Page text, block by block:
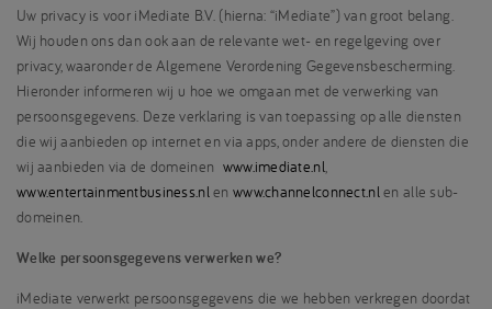
Uw privacy is voor iMediate B.V. (hierna: “iMediate”) van groot belang.
Wij houden ons dan ook aan de relevante wet- en regelgeving over
privacy, waaronder de Algemene Verordening Gegevensbescherming.
Hieronder informeren wij u hoe we omgaan met de verwerking van
persoonsgegevens. Deze verklaring is van toepassing op alle diensten
die wij aanbieden op internet en via apps, onder andere de diensten die
wij aanbieden via de domeinen www.imediate.nl,
www.entertainmentbusiness.nlen www.channelconnect.nlen alle sub-
domeinen.
Welke persoonsgegevens verwerken we?
iMediate verwerkt persoonsgegevens die we hebben verkregen doordat